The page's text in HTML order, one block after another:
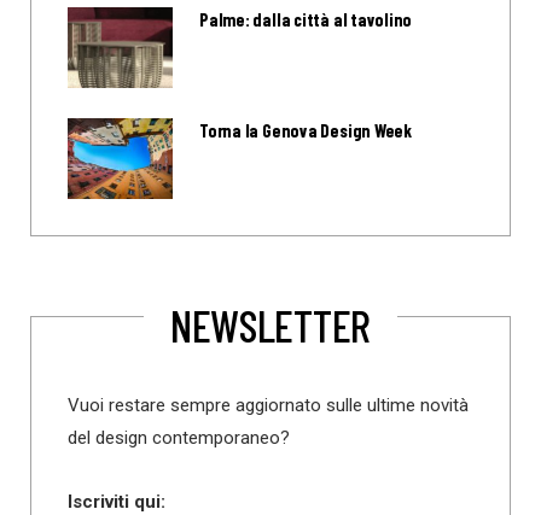
Palme: dalla città al tavolino
Torna la Genova Design Week
NEWSLETTER
Vuoi restare sempre aggiornato sulle ultime novità
del design contemporaneo?
Iscriviti qui: